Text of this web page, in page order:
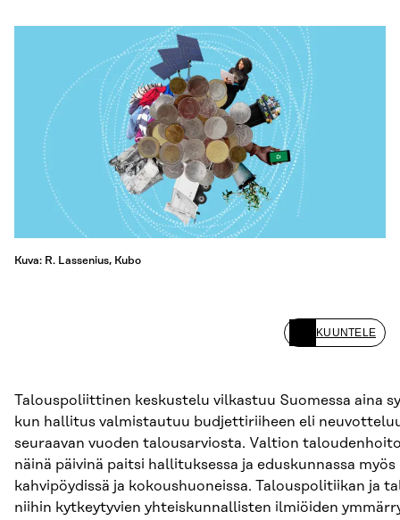
Kuva: R. Lassenius, Kubo
KUUNTELE
Talouspoliittinen keskustelu vilkastuu Suomessa aina
kun hallitus valmistautuu budjettiriiheen eli
seuraavan vuoden talousarviosta. Valtion
näinä päivinä paitsi hallituksessa ja eduskunnassa myös
kahvipöydissä ja kokoushuoneissa. Talouspolitiikan ja
niihin kytkeytyvien yhteiskunnallisten ilmiöiden